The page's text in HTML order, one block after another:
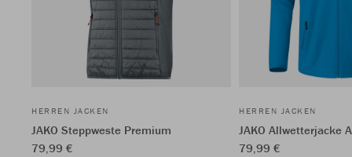
HERREN JACKEN
JAKO Steppweste Premium
79,99 €
HERREN JACKEN
JAKO Allwetterjacke
79,99 €